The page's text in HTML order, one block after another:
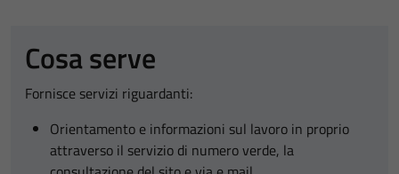
Cosa serve
Fornisce servizi riguardanti:
Orientamento e informazioni sul lavoro in proprio
attraverso il servizio di numero verde, la